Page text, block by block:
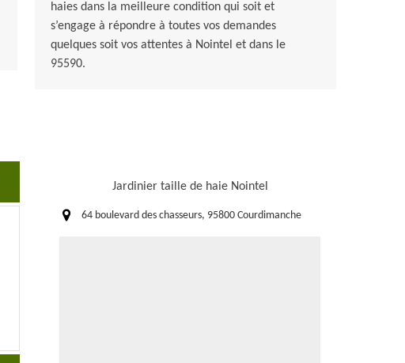
haies dans la meilleure condition qui soit et
s’engage à répondre à toutes vos demandes
quelques soit vos attentes à Nointel et dans le
95590.
Jardinier taille de haie Nointel
64 boulevard des chasseurs, 95800 Courdimanche